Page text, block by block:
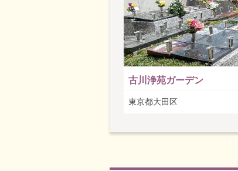
古川浄苑ガーデン
東京都大田区